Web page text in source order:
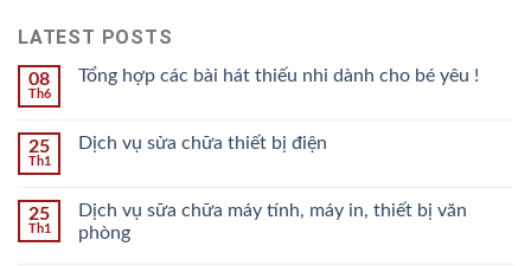
LATEST POSTS
08
Th6
Tổng hợp các bài hát thiếu nhi dành cho bé yêu !
25
Th1
Dịch vụ sửa chữa thiết bị điện
25
Th1
Dịch vụ sữa chữa máy tính, máy in, thiết bị văn
phòng